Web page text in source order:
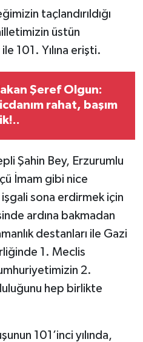
taçlandırıldığı
üstün
101. Yılına erişti.
Şeref Olgun:
rahat, başım
Şahin Bey, Erzurumlu
İmam gibi nice
sona erdirmek için
ardına bakmadan
destanları ile Gazi
1. Meclis
2.
hep birlikte
101’inci yılında,